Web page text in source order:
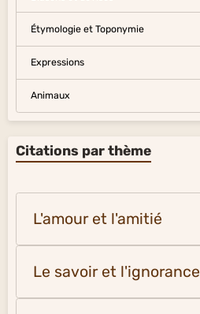
Étymologie et Toponymie
Expressions
Animaux
Citations par thème
L'amour et l'amitié
Le savoir et l'ignorance